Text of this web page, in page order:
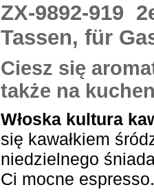
ZX-9892-919
Tassen, für
Ciesz się
także na
Włoska kultura
się kawałkiem
niedzielnego
Ci mocne espresso.